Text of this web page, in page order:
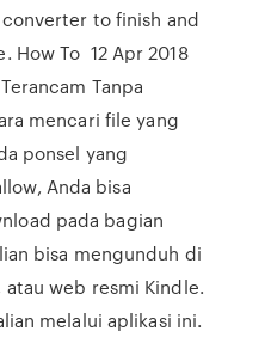
to finish and
How To 12 Apr 2018
Tanpa
mencari file yang
ponsel yang
Anda bisa
pada bagian
bisa mengunduh di
web resmi Kindle.
melalui aplikasi ini.